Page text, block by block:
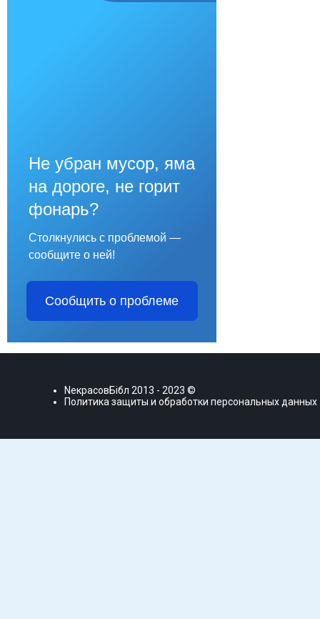
Не убран мусор, яма
на дороге, не горит
фонарь?
Столкнулись с проблемой —
сообщите о ней!
Сообщить о проблеме
NекрасовБiбл 2013 - 2023 ©
Политика защиты и обработки персональных данных